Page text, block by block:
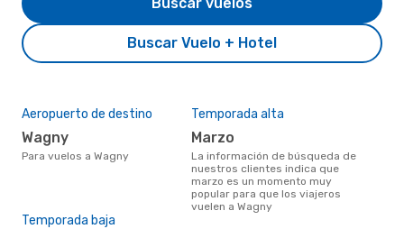
Buscar Vuelo + Hotel
Aeropuerto de destino
Wagny
Para vuelos a Wagny
Temporada alta
marzo
La información de búsqueda de
nuestros clientes indica que
marzo es un momento muy
popular para que los viajeros
vuelen a Wagny
Temporada baja